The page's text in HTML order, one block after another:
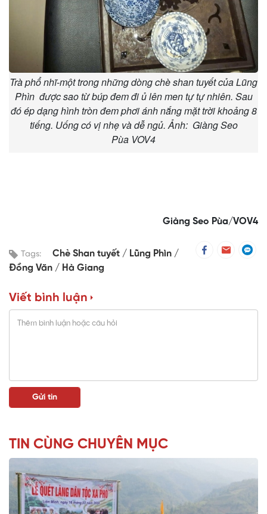
Trà phổ nhĩ-một trong những dòng chè shan tuyết của Lũng
Phìn được sao từ búp đem đi ủ lên men tự tự nhiên. Sau
đó ép dạng hình tròn đem phơi ánh nắng mặt trời khoảng 8
tiếng. Uống có vị nhẹ và dễ ngủ. Ảnh: Giàng Seo
Pùa VOV4
Giàng Seo Pùa/VOV4
Tags: Chè Shan tuyết
Lũng Phìn
Đồng Văn
Hà Giang
Viết bình luận
TIN CÙNG CHUYÊN MỤC